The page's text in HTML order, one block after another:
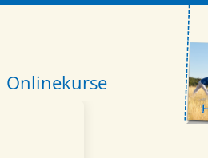
Onlinekurse